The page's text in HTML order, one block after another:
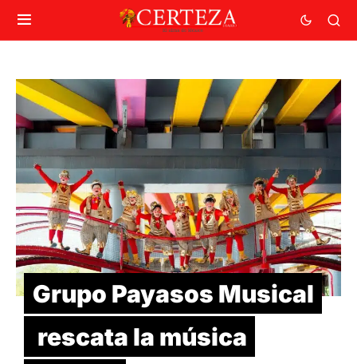
Grupo Payasos Musical
rescata la música